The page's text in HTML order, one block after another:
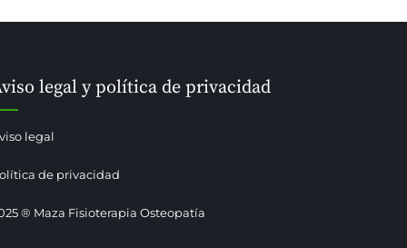
legal y política de privacidad
legal
de privacidad
® Maza Fisioterapia Osteopatía